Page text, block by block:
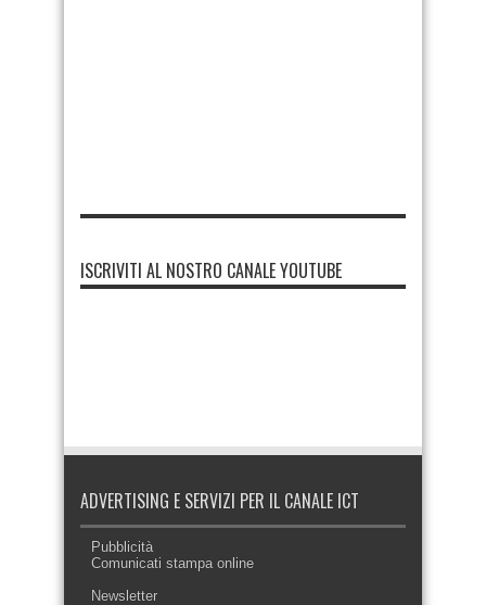
ISCRIVITI AL NOSTRO CANALE YOUTUBE
ADVERTISING E SERVIZI PER IL CANALE ICT
Pubblicità
Comunicati stampa online
Newsletter